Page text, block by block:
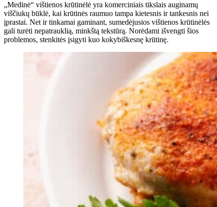
„Medinė“ vištienos krūtinėlė yra komerciniais tikslais auginamų
viščiukų būklė, kai krūtinės raumuo tampa kietesnis ir tankesnis nei
įprastai. Net ir tinkamai gaminant, sumedėjusios vištienos krūtinėlės
gali turėti nepatrauklią, minkštą tekstūrą. Norėdami išvengti šios
problemos, stenkitės įsigyti kuo kokybiškesnę krūtinę.